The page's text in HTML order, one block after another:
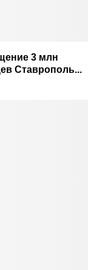
3 млн
Ставрополь...